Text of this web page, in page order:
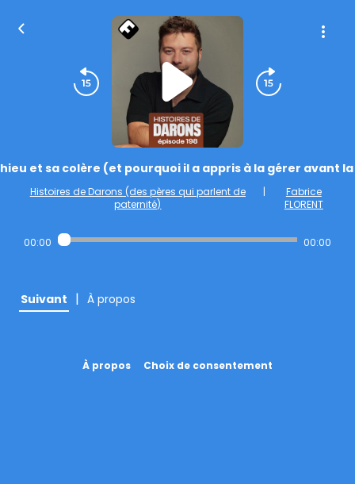
et sa colère (et pourquoi il a appris à la gérer avant
Histoires de Darons (des pères qui parlent de
paternité)
|
Fabrice
FLORENT
00:00 00:00
Suivant | À propos
À propos Choix de consentement